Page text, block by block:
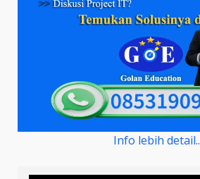
Info lebih